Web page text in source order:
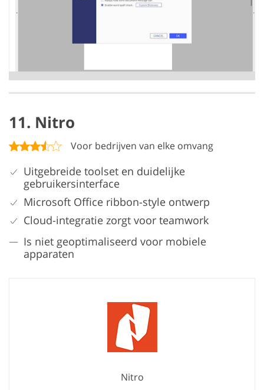
11. Nitro
Voor bedrijven van elke omvang
Uitgebreide toolset en duidelijke
gebruikersinterface
Microsoft Office ribbon-style ontwerp
Cloud-integratie zorgt voor teamwork
Is niet geoptimaliseerd voor mobiele
apparaten
Nitro